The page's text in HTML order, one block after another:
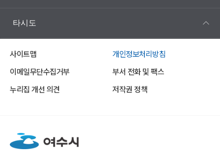
타시도
사이트맵
개인정보처리방침
이메일무단수집거부
부서 전화 및 팩스
누리집 개선 의견
저작권 정책